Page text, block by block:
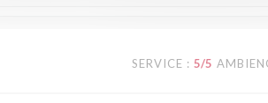
SERVICE : 5/5